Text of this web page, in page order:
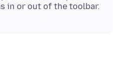
in or out of the toolbar.